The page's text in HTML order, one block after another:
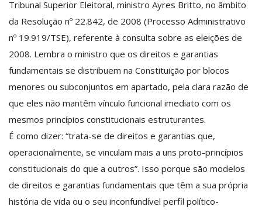
Tribunal Superior Eleitoral, ministro Ayres Britto, no âmbito
da Resolução nº 22.842, de 2008 (Processo Administrativo
nº 19.919/TSE), referente à consulta sobre as eleições de
2008. Lembra o ministro que os direitos e garantias
fundamentais se distribuem na Constituição por blocos
menores ou subconjuntos em apartado, pela clara razão de
que eles não mantêm vínculo funcional imediato com os
mesmos princípios constitucionais estruturantes.
É como dizer: “trata-se de direitos e garantias que,
operacionalmente, se vinculam mais a uns proto-princípios
constitucionais do que a outros”. Isso porque são modelos
de direitos e garantias fundamentais que têm a sua própria
história de vida ou o seu inconfundível perfil político-